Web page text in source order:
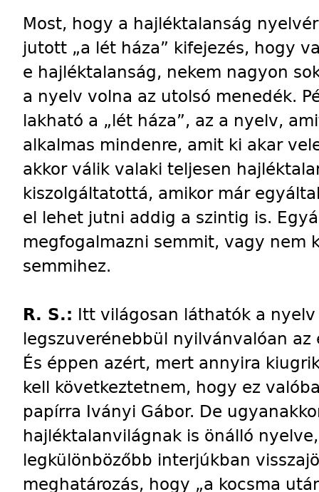
Most, hogy a hajléktalanság
jutott „a lét háza” kifejezés, hogy
e hajléktalanság, nekem nagyon
a nyelv volna az utolsó menedék.
lakható a „lét háza”, az a nyelv,
alkalmas mindenre, amit ki akar
akkor válik valaki teljesen
kiszolgáltatottá, amikor már
el lehet jutni addig a szintig is.
megfogalmazni semmit, vagy nem
semmihez.
R. S.: Itt világosan láthatók a
legszuverénebbül nyilvánvalóan az
És éppen azért, mert annyira
kell következtetnem, hogy ez
papírra Iványi Gábor. De
hajléktalanvilágnak is önálló
legkülönbözőbb interjúkban
meghatározás, hogy „a kocsma